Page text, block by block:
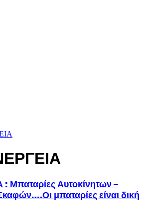
Μπαταρίες Αυτοκίνητων –
μπαταρίες είναι δική